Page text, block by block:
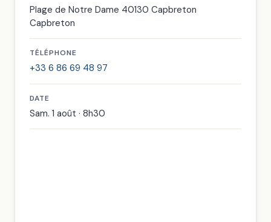
Plage de Notre Dame 40130 Capbreton
Capbreton
TÉLÉPHONE
+33 6 86 69 48 97
DATE
Sam. 1 août · 8h30